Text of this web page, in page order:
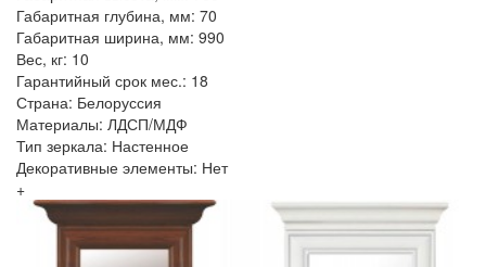
Габаритная глубина, мм: 70
Габаритная ширина, мм: 990
Вес, кг: 10
Гарантийный срок мес.: 18
Страна: Белоруссия
Материалы: ЛДСП/МДФ
Тип зеркала: Настенное
Декоративные элементы: Нет
+